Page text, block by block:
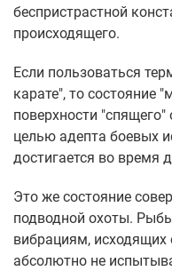
беспристрастной
происходящего.
Если пользоваться
карате", то состояние
поверхности
целью адепта боевых
достигается во время
Это же состояние
подводной охоты.
вибрациям, исходящих
абсолютно не